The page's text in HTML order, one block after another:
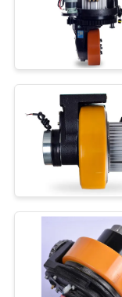
NIEUWS
VERZOEK
OM EEN
CITAAT
SITEMAP
PRIVACY
POLICY
De